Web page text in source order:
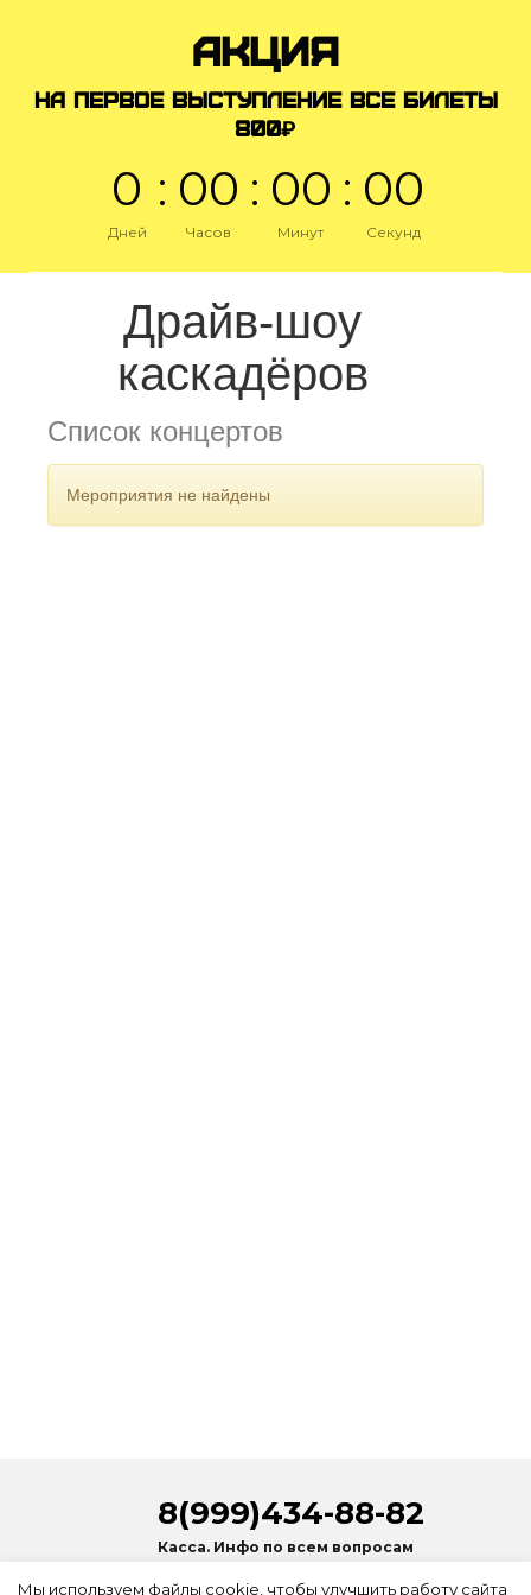
АКЦИЯ
На первое выступление все билеты
800₽
0
Дней
: 00
Часов
: 00
Минут
: 00
Секунд
8(999)434-88-82
Касса. Инфо по всем вопросам
© 2022Билеты на шоу каскадеров
Мы используем файлы cookie, чтобы улучшить работу сайта